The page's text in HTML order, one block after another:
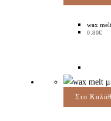
wax
0.80€
Στο